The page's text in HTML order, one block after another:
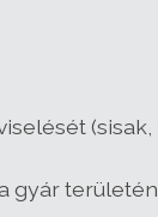
(sisak,
gyár